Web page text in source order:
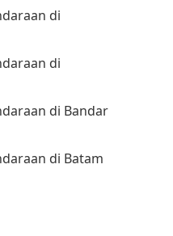
di
di
di Bandar
di Batam